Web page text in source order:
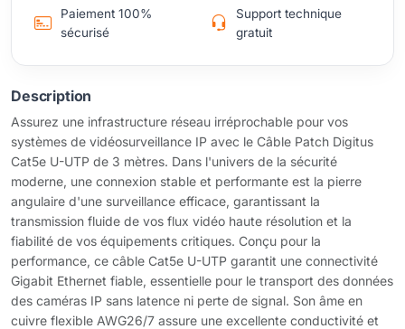
Paiement 100%
sécurisé
Support technique
gratuit
Description
Assurez une infrastructure réseau irréprochable pour vos
systèmes de vidéosurveillance IP avec le Câble Patch Digitus
Cat5e U-UTP de 3 mètres. Dans l'univers de la sécurité
moderne, une connexion stable et performante est la pierre
angulaire d'une surveillance efficace, garantissant la
transmission fluide de vos flux vidéo haute résolution et la
fiabilité de vos équipements critiques. Conçu pour la
performance, ce câble Cat5e U-UTP garantit une connectivité
Gigabit Ethernet fiable, essentielle pour le transport des données
des caméras IP sans latence ni perte de signal. Son âme en
cuivre flexible AWG26/7 assure une excellente conductivité et